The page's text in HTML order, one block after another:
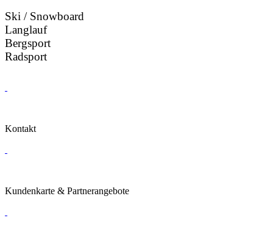
Ski / Snowboard
Langlauf
Bergsport
Radsport
Kontakt
Kundenkarte & Partnerangebote